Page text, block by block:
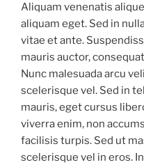
Aliquam venenatis
aliquam eget. Sed in
vitae et ante.
mauris auctor,
Nunc malesuada arcu
scelerisque vel. Sed in
mauris, eget cursus
viverra enim, non
facilisis turpis. Sed ut
scelerisque vel in eros.